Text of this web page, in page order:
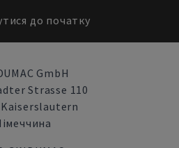
до початку
GmbH
Strasse 110